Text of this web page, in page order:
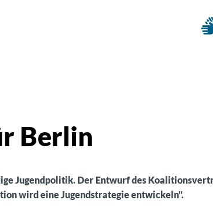
Berlin
Jugendpolitik. Der Entwurf des
wird eine Jugendstrategie entwickeln".